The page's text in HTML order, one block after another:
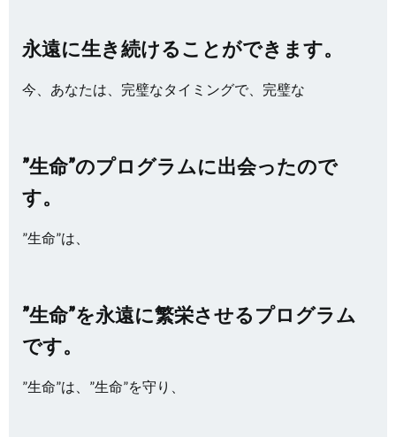
永遠に生き続けることができます。
今、あなたは、完璧なタイミングで、完璧な
”生命”のプログラムに出会ったので
す。
”生命”は、
”生命”を永遠に繁栄させるプログラム
です。
”生命”は、”生命”を守り、